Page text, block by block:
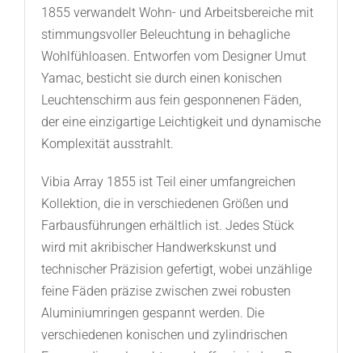
1855 verwandelt Wohn- und Arbeitsbereiche mit
stimmungsvoller Beleuchtung in behagliche
Wohlfühloasen. Entworfen vom Designer Umut
Yamac, besticht sie durch einen konischen
Leuchtenschirm aus fein gesponnenen Fäden,
der eine einzigartige Leichtigkeit und dynamische
Komplexität ausstrahlt.
Vibia Array 1855 ist Teil einer umfangreichen
Kollektion, die in verschiedenen Größen und
Farbausführungen erhältlich ist. Jedes Stück
wird mit akribischer Handwerkskunst und
technischer Präzision gefertigt, wobei unzählige
feine Fäden präzise zwischen zwei robusten
Aluminiumringen gespannt werden. Die
verschiedenen konischen und zylindrischen